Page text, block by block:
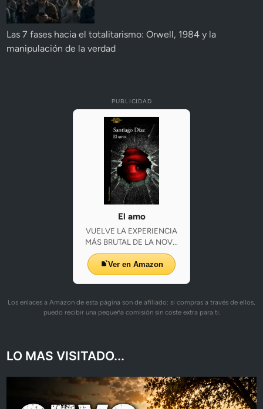
Las 7 fases hacia el totalitarismo: Orwell, 1984 y la
manipulación de la verdad
PUBLICIDAD
El amo
VUELVE LA EXPERIENCIA
MÁS BRUTAL DE LA NOV...
Ver en Amazon
Los enlaces a Amazon de esta página son de afiliado: si compras a través de ellos,
puedo recibir una pequeña comisión sin coste extra para ti.
LO MAS VISITADO...